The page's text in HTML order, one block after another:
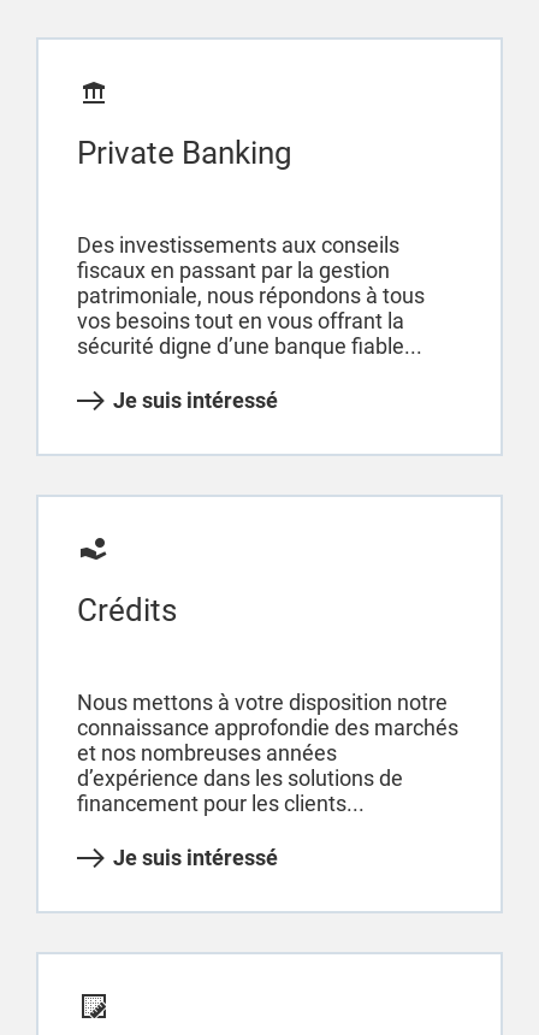
Private Banking
Des investissements aux conseils
fiscaux en passant par la gestion
patrimoniale, nous répondons à tous
vos besoins tout en vous offrant la
sécurité digne d’une banque fiable...
Je suis intéressé
Crédits
Nous mettons à votre disposition notre
connaissance approfondie des marchés
et nos nombreuses années
d’expérience dans les solutions de
financement pour les clients...
Je suis intéressé